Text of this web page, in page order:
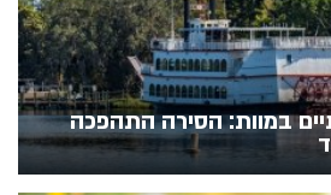
במוות: הסירה התהפכה